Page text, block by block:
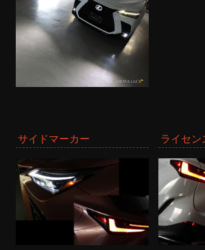
サイドマーカー ライセン